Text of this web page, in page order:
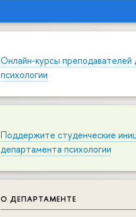
Онлайн-курсы преподавателей
психологии
Поддержите студенческие
департамента психологии
О ДЕПАРТАМЕНТЕ